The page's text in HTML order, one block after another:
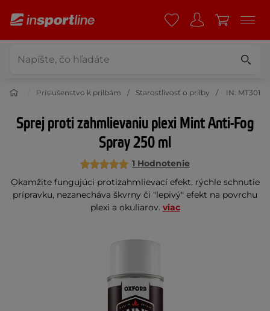
Príslušenstvo k prilbám Starostlivosť o prilby IN: MT301
Sprej proti zahmlievaniu plexi Mint Anti-Fog
Spray 250 ml
1 Hodnotenie
Okamžite fungujúci protizahmlievací efekt, rýchle schnutie
prípravku, nezanecháva škvrny či "lepivý" efekt na povrchu
plexi a okuliarov. viac